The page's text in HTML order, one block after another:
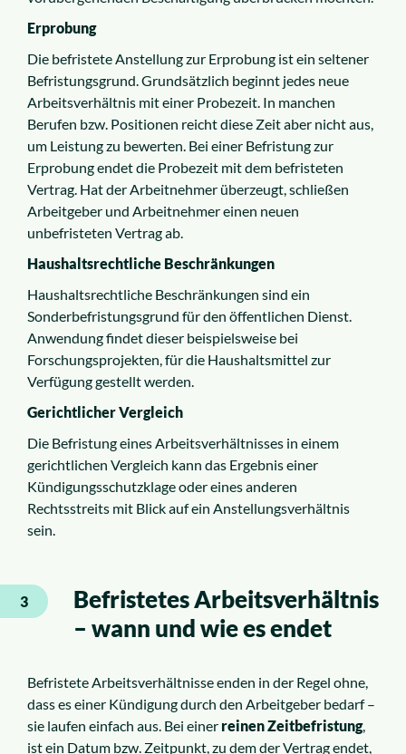
Erprobung
Die befristete Anstellung zur Erprobung ist ein seltener
Befristungsgrund. Grundsätzlich beginnt jedes neue
Arbeitsverhältnis mit einer Probezeit. In manchen
Berufen bzw. Positionen reicht diese Zeit aber nicht aus,
um Leistung zu bewerten. Bei einer Befristung zur
Erprobung endet die Probezeit mit dem befristeten
Vertrag. Hat der Arbeitnehmer überzeugt, schließen
Arbeitgeber und Arbeitnehmer einen neuen
unbefristeten Vertrag ab.
Haushaltsrechtliche Beschränkungen
Haushaltsrechtliche Beschränkungen sind ein
Sonderbefristungsgrund für den öffentlichen Dienst.
Anwendung findet dieser beispielsweise bei
Forschungsprojekten, für die Haushaltsmittel zur
Verfügung gestellt werden.
Gerichtlicher Vergleich
Die Befristung eines Arbeitsverhältnisses in einem
gerichtlichen Vergleich kann das Ergebnis einer
Kündigungsschutzklage oder eines anderen
Rechtsstreits mit Blick auf ein Anstellungsverhältnis
sein.
3
Befristetes Arbeitsverhältnis
– wann und wie es endet
Befristete Arbeitsverhältnisse enden in der Regel ohne,
dass es einer Kündigung durch den Arbeitgeber bedarf –
sie laufen einfach aus. Bei einer reinen Zeitbefristung,
ist ein Datum bzw. Zeitpunkt, zu dem der Vertrag endet,